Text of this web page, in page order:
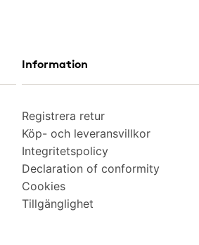
Information
Registrera retur
Köp- och leveransvillkor
Integritetspolicy
Declaration of conformity
Cookies
Tillgänglighet